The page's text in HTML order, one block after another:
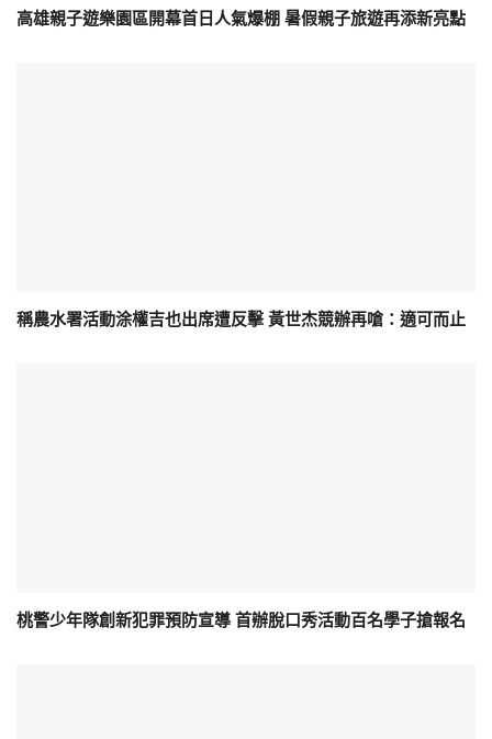
高雄親子遊樂園區開幕首日人氣爆棚 暑假親子旅遊再添新亮點
稱農水署活動涂權吉也出席遭反擊 黃世杰競辦再嗆：適可而止
桃警少年隊創新犯罪預防宣導 首辦脫口秀活動百名學子搶報名